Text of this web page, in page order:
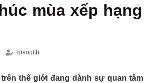
mùa xếp hạng
gianglth
thế giới đang dành sự quan tâm